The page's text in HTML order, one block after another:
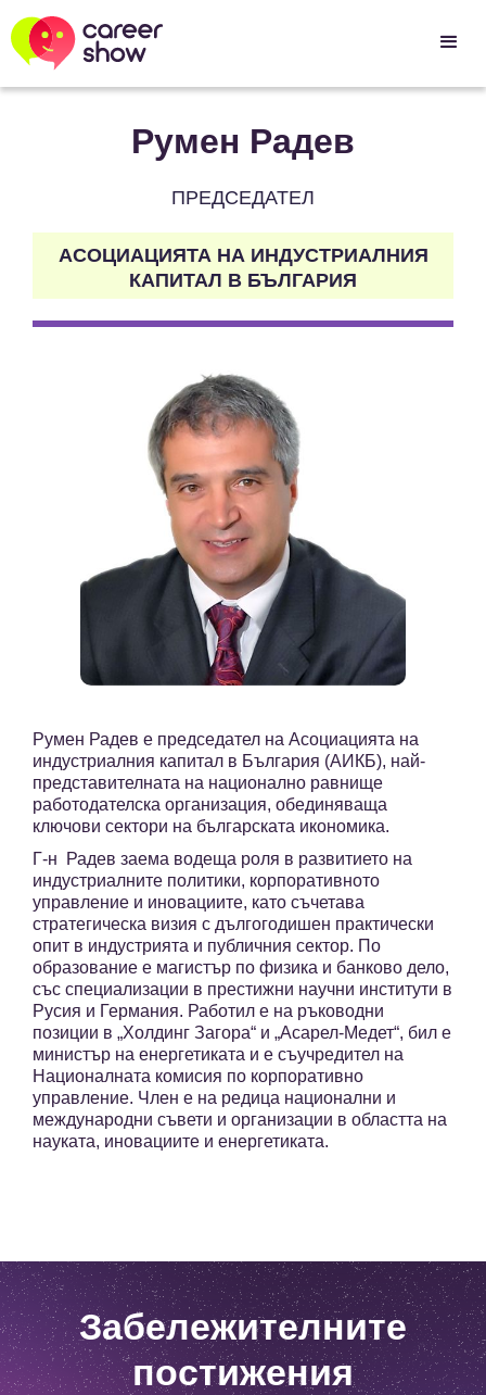
Румен Радев
ПРЕДСЕДАТЕЛ
АСОЦИАЦИЯТА НА ИНДУСТРИАЛНИЯ
КАПИТАЛ В БЪЛГАРИЯ
Румен Радев е председател на Асоциацията на
индустриалния капитал в България (АИКБ), най-
представителната на национално равнище
работодателска организация, обединяваща
ключови сектори на българската икономика.
Г-н Радев заема водеща роля в развитието на
индустриалните политики, корпоративното
управление и иновациите, като съчетава
стратегическа визия с дългогодишен практически
опит в индустрията и публичния сектор. По
образование е магистър по физика и банково дело,
със специализации в престижни научни институти в
Русия и Германия. Работил е на ръководни
позиции в „Холдинг Загора“ и „Асарел-Медет“, бил е
министър на енергетиката и е съучредител на
Националната комисия по корпоративно
управление. Член е на редица национални и
международни съвети и организации в областта на
науката, иновациите и енергетиката.
Забележителните
постижения